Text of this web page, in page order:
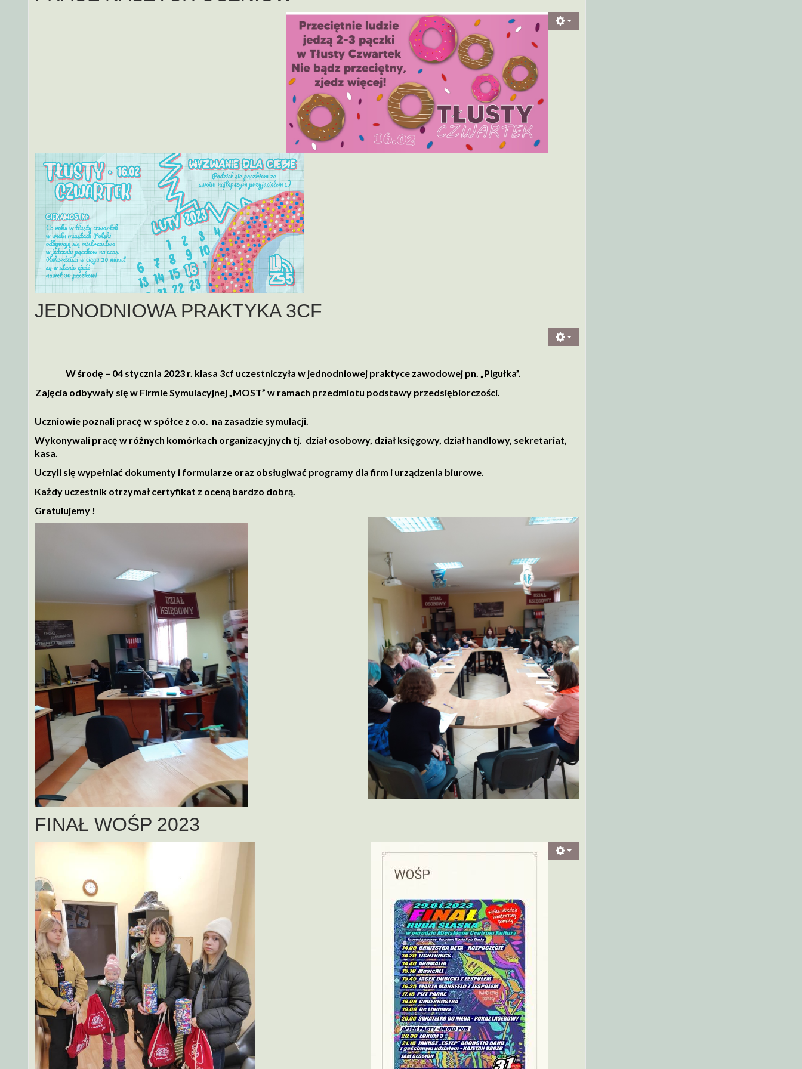
JEDNODNIOWA PRAKTYKA 3CF
W środę – 04 stycznia 2023 r. klasa 3cf uczestniczyła w jednodniowej praktyce zawodowej pn. „Pigułka”.
Zajęcia odbywały się w Firmie Symulacyjnej „MOST” w ramach przedmiotu podstawy przedsiębiorczości.
Uczniowie poznali pracę w spółce z o.o. na zasadzie symulacji.
Wykonywali pracę w różnych komórkach organizacyjnych tj. dział osobowy, dział księgowy, dział handlowy, sekretariat,
kasa.
Uczyli się wypełniać dokumenty i formularze oraz obsługiwać programy dla firm i urządzenia biurowe.
Każdy uczestnik otrzymał certyfikat z oceną bardzo dobrą.
Gratulujemy !
FINAŁ WOŚP 2023